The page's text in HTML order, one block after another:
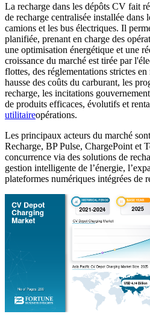
La recharge dans les dépôts CV fait
de recharge centralisée installée dans
camions et les bus électriques. Il
planifiée, prenant en charge des
une optimisation énergétique et une
croissance du marché est tirée par
flottes, des réglementations strictes
hausse des coûts du carburant, les
recharge, les incitations
de produits efficaces, évolutifs et
utilitaireopérations.
Les principaux acteurs du marché
Recharge, BP Pulse, ChargePoint et
concurrence via des solutions de
gestion intelligente de l’énergie,
plateformes numériques intégrées de